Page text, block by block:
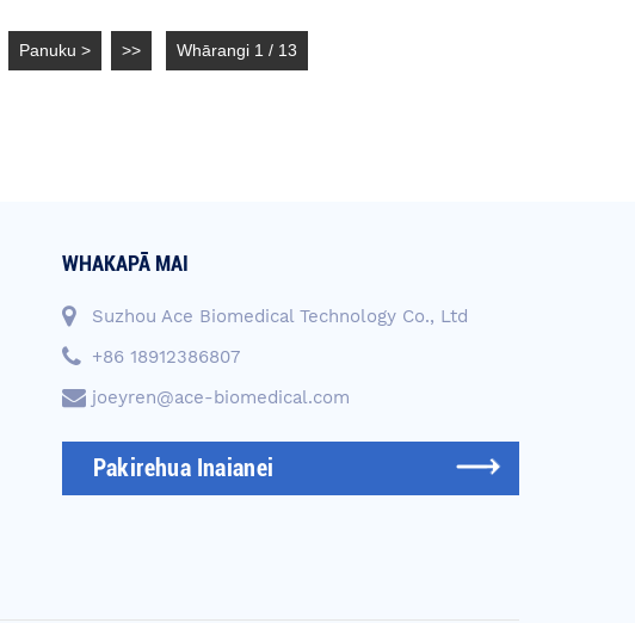
Panuku > >> Whārangi 1 / 13
WHAKAPĀ MAI
Suzhou Ace Biomedical Technology Co., Ltd
+86 18912386807
joeyren@ace-biomedical.com
Pakirehua Inaianei